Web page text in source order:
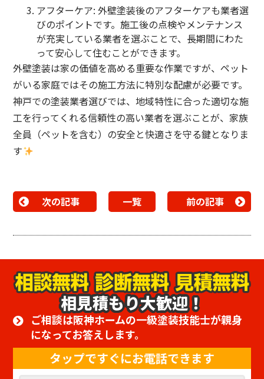
アフターケア: 外壁塗装後のアフターケアも業者選
びのポイントです。施工後の点検やメンテナンス
が充実している業者を選ぶことで、長期間にわた
って安心して住むことができます。
外壁塗装は家の価値を高める重要な作業ですが、ペット
がいる家庭ではその施工方法に特別な配慮が必要です。
神戸での塗装業者選びでは、地域特性に合った適切な施
工を行ってくれる信頼性の高い業者を選ぶことが、家族
全員（ペットを含む）の安全と快適さを守る鍵となりま
す
次の記事 一覧 前の記事
相見積もり大歓迎！
ご相談は阪神ホームの一級塗装技能士が親身
になってお答えします。
タップですぐにお電話できます